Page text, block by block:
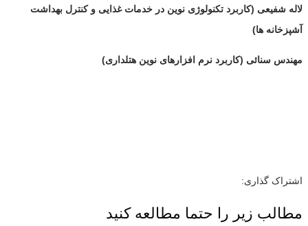
لاله شفیعی (کاربرد تکنولوژی نوین در خدمات غذایی و کنترل بهداشت
آشپزخانه ها)
مهندس سنائی (کاربرد نرم افزارهای نوین هتلداری)
اشتراک گذاری:
مطالب زیر را حتما مطالعه کنید